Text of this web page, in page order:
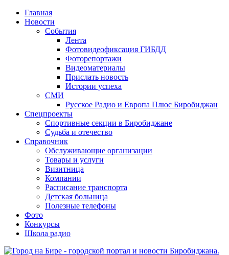
Главная
Новости
События
Лента
Фотовидеофиксация ГИБДД
Фоторепортажи
Видеоматериалы
Прислать новость
Истории успеха
СМИ
Русское Радио и Европа Плюс Биробиджан
Спецпроекты
Спортивные секции в Биробиджане
Судьба и отечество
Справочник
Обслуживающие организации
Товары и услуги
Визитница
Компании
Расписание транспорта
Детская больница
Полезные телефоны
Фото
Конкурсы
Школа радио